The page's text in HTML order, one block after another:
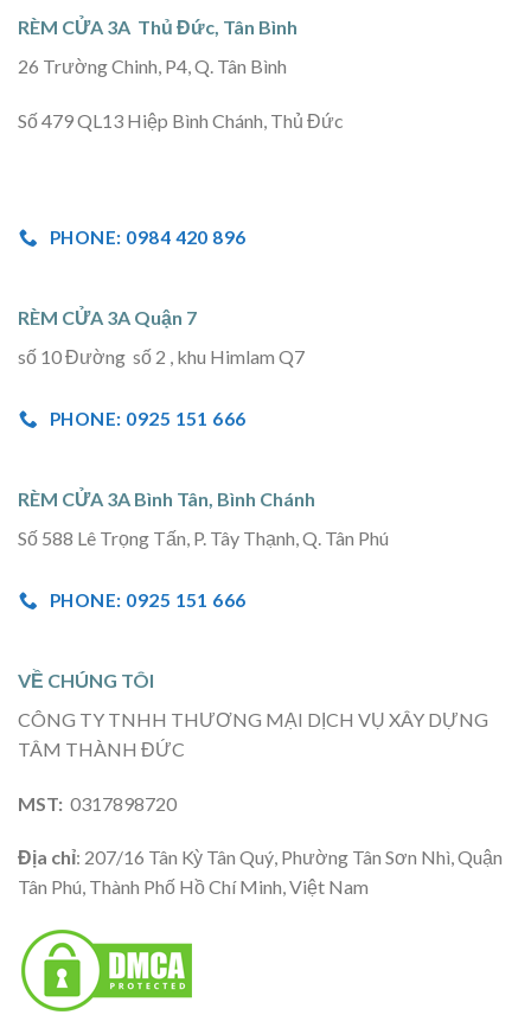
RÈM CỬA 3A Thủ Đức, Tân Bình
26 Trường Chinh, P4, Q. Tân Bình
Số 479 QL13 Hiệp Bình Chánh, Thủ Đức
PHONE: 0984 420 896
RÈM CỬA 3A Quận 7
số 10 Đường số 2 , khu Himlam Q7
PHONE: 0925 151 666
RÈM CỬA 3A Bình Tân, Bình Chánh
Số 588 Lê Trọng Tấn, P. Tây Thạnh, Q. Tân Phú
PHONE: 0925 151 666
VỀ CHÚNG TÔI
CÔNG TY TNHH THƯƠNG MẠI DỊCH VỤ XÂY DỰNG
TÂM THÀNH ĐỨC
MST: 0317898720
Địa chỉ: 207/16 Tân Kỳ Tân Quý, Phường Tân Sơn Nhì, Quận
Tân Phú, Thành Phố Hồ Chí Minh, Việt Nam